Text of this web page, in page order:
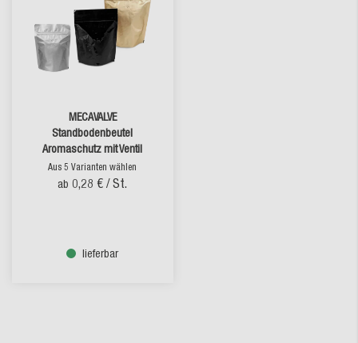
MECAVALVE
Standbodenbeutel
Aromaschutz mit Ventil
Aus 5 Varianten wählen
ab 0,28 € / St.
lieferbar